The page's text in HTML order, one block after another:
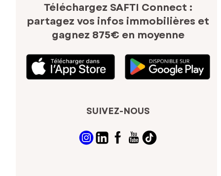
Téléchargez SAFTI Connect :
partagez vos infos immobilières et
gagnez 875€ en moyenne
SUIVEZ-NOUS